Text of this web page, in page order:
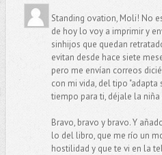
Standing ovation, Moli! No
de hoy lo voy a imprimir y
sinhijos que quedan
evitan desde hace siete
pero me envían correos
con mi vida, del tipo "adapta
tiempo para ti, déjale la niña
Bravo, bravo y bravo. Y
lo del libro, que me río un
hostilidad y que te vi en la